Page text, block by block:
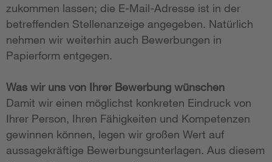
zukommen lassen; die E-Mail-Adresse ist in der
betreffenden Stellenanzeige angegeben. Natürlich
nehmen wir weiterhin auch Bewerbungen in
Papierform entgegen.
Was wir uns von Ihrer Bewerbung wünschen
Damit wir einen möglichst konkreten Eindruck von
Ihrer Person, Ihren Fähigkeiten und Kompetenzen
gewinnen können, legen wir großen Wert auf
aussagekräftige Bewerbungsunterlagen. Aus diesem